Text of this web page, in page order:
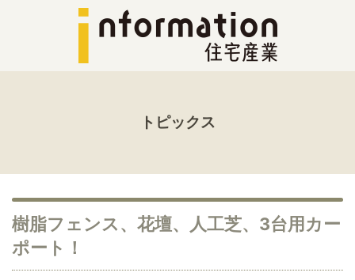
トピックス
樹脂フェンス、花壇、人工芝、3台用カー
ポート！